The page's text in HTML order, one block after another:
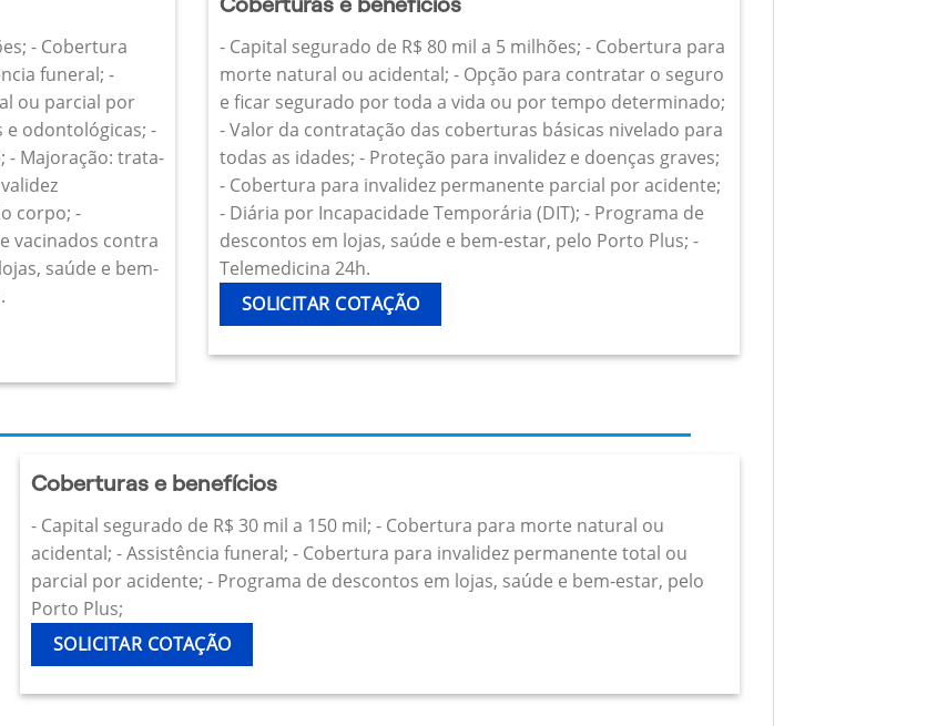
- Cobertura
funeral; -
ou parcial por
e odontológicas; -
- Majoração: trata-
corpo; -
vacinados contra
saúde e bem-
- Capital segurado de R$ 80 mil a 5 milhões; - Cobertura para
morte natural ou acidental; - Opção para contratar o seguro
e ficar segurado por toda a vida ou por tempo determinado;
- Valor da contratação das coberturas básicas nivelado para
todas as idades; - Proteção para invalidez e doenças graves;
- Cobertura para invalidez permanente parcial por acidente;
- Diária por Incapacidade Temporária (DIT); - Programa de
descontos em lojas, saúde e bem-estar, pelo Porto Plus; -
Telemedicina 24h.
SOLICITAR COTAÇÃO
Coberturas e benefícios
- Capital segurado de R$ 30 mil a 150 mil; - Cobertura para morte natural ou
acidental; - Assistência funeral; - Cobertura para invalidez permanente total ou
parcial por acidente; - Programa de descontos em lojas, saúde e bem-estar, pelo
Porto Plus;
SOLICITAR COTAÇÃO